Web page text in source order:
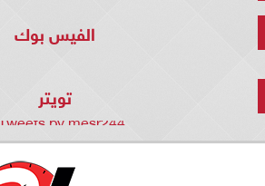
الفيس بوك
تويتر
Tweets by mesr244